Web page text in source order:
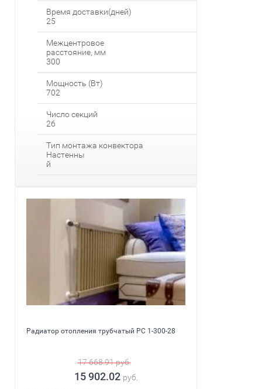
Время доставки(дней)
25
Межцентровое
расстояние, мм
300
Мощность (Вт)
702
Число секций
26
Тип монтажа конвектора
Настенны
й
Радиатор отопления трубчатый PC 1-300-28
17 668.91руб.
15 902.02 руб.